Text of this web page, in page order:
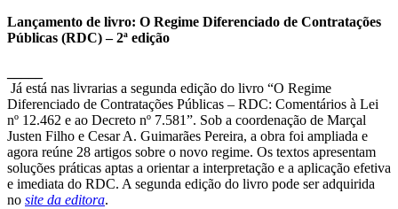
Lançamento de livro: O Regime Diferenciado de Contratações
Públicas (RDC) – 2ª edição
Já está nas livrarias a segunda edição do livro “O Regime
Diferenciado de Contratações Públicas – RDC: Comentários à Lei
nº 12.462 e ao Decreto nº 7.581”. Sob a coordenação de Marçal
Justen Filho e Cesar A. Guimarães Pereira, a obra foi ampliada e
agora reúne 28 artigos sobre o novo regime. Os textos apresentam
soluções práticas aptas a orientar a interpretação e a aplicação efetiva
e imediata do RDC. A segunda edição do livro pode ser adquirida
no site da editora.